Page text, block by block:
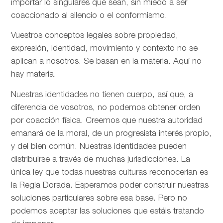
importar lo singulares que sean, sin miedo a ser
coaccionado al silencio o el conformismo.
Vuestros conceptos legales sobre propiedad,
expresión, identidad, movimiento y contexto no se
aplican a nosotros. Se basan en la materia. Aquí no
hay materia.
Nuestras identidades no tienen cuerpo, así que, a
diferencia de vosotros, no podemos obtener orden
por coacción física. Creemos que nuestra autoridad
emanará de la moral, de un progresista interés propio,
y del bien común. Nuestras identidades pueden
distribuirse a través de muchas jurisdicciones. La
única ley que todas nuestras culturas reconocerían es
la Regla Dorada. Esperamos poder construir nuestras
soluciones particulares sobre esa base. Pero no
podemos aceptar las soluciones que estáis tratando